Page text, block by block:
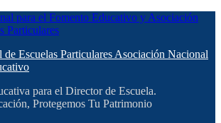
Escuelas Particulares Asociación Nacional
para el Director de Escuela.
Protegemos Tu Patrimonio